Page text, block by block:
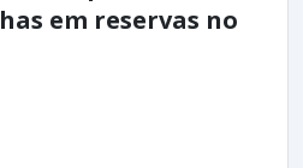
em reservas no